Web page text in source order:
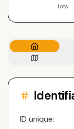
lots
ID unique: